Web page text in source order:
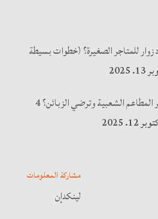
للمتاجر الصغيرة؟ (خطوات بسيطة
2025
كيف تحسن إدارة طوابير المطاعم الشعبية وترضي الزبائن؟ 4
12. 2025
مشاركة المعلومات
لينكدإن